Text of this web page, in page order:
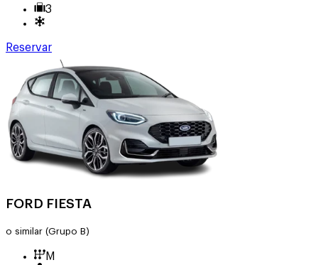
3
Reservar
FORD FIESTA
o similar (Grupo B)
M